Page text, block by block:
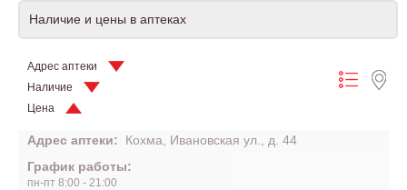
Наличие и цены в аптеках
Адрес аптеки
Наличие
Цена
Адрес аптеки:
Кохма, Ивановская ул., д. 44
График работы:
пн-пт 8:00 - 21:00